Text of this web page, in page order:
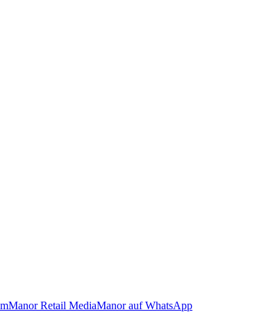
Manor Retail MediaManor auf WhatsApp